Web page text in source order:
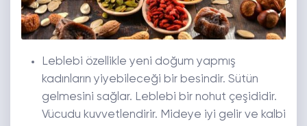
Leblebi özellikle yeni doğum yapmış
kadınların yiyebileceği bir besindir. Sütün
gelmesini sağlar. Leblebi bir nohut çeşididir.
Vücudu kuvvetlendirir. Mideye iyi gelir ve kalbi